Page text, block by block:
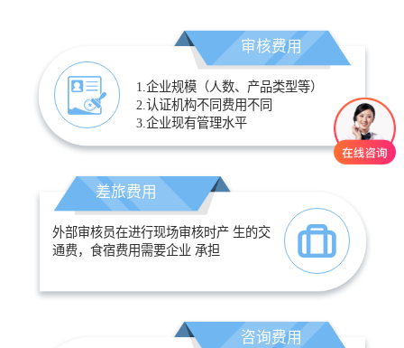
审核费用
1.企业规模（人数、产品类型等）
2.认证机构不同费用不同
3.企业现有管理水平
差旅费用
外部审核员在进行现场审核时产 生的交
通费，食宿费用需要企业 承担
咨询费用